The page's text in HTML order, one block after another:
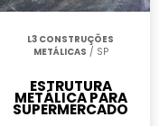
assegurando
aos padrões
L3 CONSTRUÇÕES
METÁLICAS / SP
ESTRUTURA
METÁLICA PARA
SUPERMERCADO